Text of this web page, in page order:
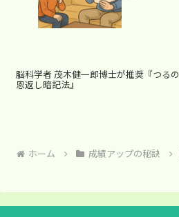
脳科学者 茂木健一郎博士が推奨『つるの
恩返し暗記法』
ホーム 成績アップの秘訣